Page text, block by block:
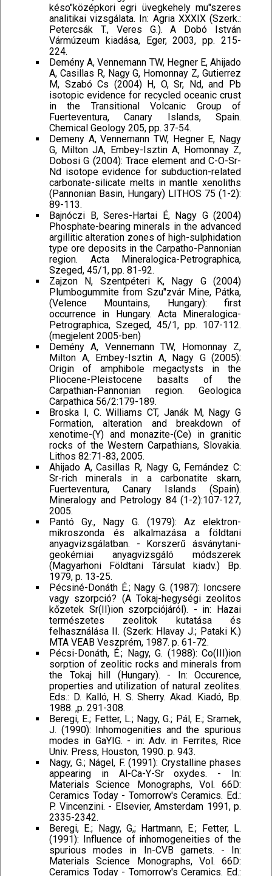
késo"középkori egri üvegkehely mu"szeres
analitikai vizsgálata. In: Agria XXXIX (Szerk.:
Petercsák T., Veres G.). A Dobó István
Vármúzeum kiadása, Eger, 2003, pp. 215-
224.
Demény A, Vennemann TW, Hegner E, Ahijado
A, Casillas R, Nagy G, Homonnay Z, Gutierrez
M, Szabó Cs (2004) H, O, Sr, Nd, and Pb
isotopic evidence for recycled oceanic crust
in the Transitional Volcanic Group of
Fuerteventura, Canary Islands, Spain.
Chemical Geology 205, pp. 37-54.
Demeny A, Vennemann TW, Hegner E, Nagy
G, Milton JA, Embey-Isztin A, Homonnay Z,
Dobosi G (2004): Trace element and C-O-Sr-
Nd isotope evidence for subduction-related
carbonate-silicate melts in mantle xenoliths
(Pannonian Basin, Hungary) LITHOS 75 (1-2):
89-113.
Bajnóczi B, Seres-Hartai É, Nagy G (2004)
Phosphate-bearing minerals in the advanced
argillitic alteration zones of high-sulphidation
type ore deposits in the Carpatho-Pannonian
region. Acta Mineralogica-Petrographica,
Szeged, 45/1, pp. 81-92.
Zajzon N, Szentpéteri K, Nagy G (2004)
Plumbogummite from Szu"zvár Mine, Pátka,
(Velence Mountains, Hungary): first
occurrence in Hungary. Acta Mineralogica-
Petrographica, Szeged, 45/1, pp. 107-112.
(megjelent 2005-ben)
Demény A, Vennemann TW, Homonnay Z,
Milton A, Embey-Isztin A, Nagy G (2005):
Origin of amphibole megactysts in the
Pliocene-Pleistocene basalts of the
Carpathian-Pannonian region. Geologica
Carpathica 56/2:179-189.
Broska I, C. Williams CT, Janák M, Nagy G
Formation, alteration and breakdown of
xenotime-(Y) and monazite-(Ce) in granitic
rocks of the Western Carpathians, Slovakia.
Lithos 82:71-83, 2005.
Ahijado A, Casillas R, Nagy G, Fernández C:
Sr-rich minerals in a carbonatite skarn,
Fuerteventura, Canary Islands (Spain).
Mineralogy and Petrology 84 (1-2):107-127,
2005.
Pantó Gy., Nagy G. (1979): Az elektron-
mikroszonda és alkalmazása a földtani
anyagvizsgálatban. - Korszerű ásványtani-
geokémiai anyagvizsgáló módszerek
(Magyarhoni Földtani Társulat kiadv.) Bp.
1979, p. 13-25.
Pécsiné-Donáth É.; Nagy G. (1987): Ioncsere
vagy szorpció? (A Tokaj-hegységi zeolitos
kőzetek Sr(II)ion szorpciójáról). - in: Hazai
természetes zeolitok kutatása és
felhasználása II. (Szerk: Hlavay J.; Pataki K.)
MTA VEAB Veszprém, 1987. p. 61-72.
Pécsi-Donáth, É.; Nagy, G. (1988): Co(III)ion
sorption of zeolitic rocks and minerals from
the Tokaj hill (Hungary). - In: Occurence,
properties and utilization of natural zeolites.
Eds.: D. Kalló, H. S. Sherry. Akad. Kiadó, Bp.
1988. ,p. 291-308.
Beregi, E.; Fetter, L.; Nagy, G.; Pál, E.; Sramek,
J. (1990): Inhomogenities and the spurious
modes in GaYIG. - in: Adv. in Ferrites, Rice
Univ. Press, Houston, 1990. p. 943.
Nagy, G.; Nágel, F. (1991): Crystalline phases
appearing in Al-Ca-Y-Sr oxydes. - In:
Materials Science Monographs, Vol. 66D:
Ceramics Today - Tomorrow's Ceramics. Ed.:
P. Vincenzini. - Elsevier, Amsterdam 1991, p.
2335-2342.
Beregi, E.; Nagy, G,; Hartmann, E.; Fetter, L.
(1991): Influence of inhomogeneities of the
spurious modes in In-CVB garnets. - In:
Materials Science Monographs, Vol. 66D:
Ceramics Today - Tomorrow's Ceramics. Ed.: